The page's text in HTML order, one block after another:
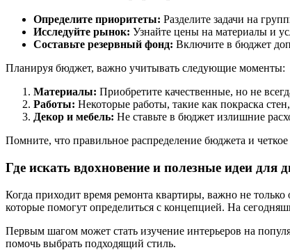
Определите приоритеты: Разделите задачи на
Исследуйте рынок: Узнайте цены на материалы и
Составьте резервный фонд: Включите в бюджет
Планируя бюджет, важно учитывать следующие моменты:
Материалы: Приобретите качественные, но не
Работы: Некоторые работы, такие как покраска
Декор и мебель: Не ставьте в бюджет излишние
Помните, что правильное распределение бюджета и
Где искать вдохновение и полезные идеи для
Когда приходит время ремонта квартиры, важно не
которые помогут определиться с концепцией. На
Первым шагом может стать изучение интерьеров на
помочь выбрать подходящий стиль.